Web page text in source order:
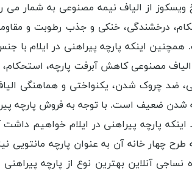
ویسکوز از الیاف نیمه مصنوعی به شمار
درخشندگی، خنکی و جذب رطوبت و مقاومت
اینکه پارچه پیراهنی در ایلام با
مصنوعی کاهش آبرفت پارچه،
ضد چروک شدن، یکنواختی و هماهنگی
شدن ضعیف است. با توجه به فروش پارچه
اینکه پارچه پیراهنی در ایلام خواهیم
چهار خانه آن به عنوان پارچه مانتویی
نساجی آنلاین بهترین نوع از پارچه